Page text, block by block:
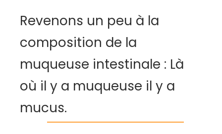
Revenons un peu à la
composition de la
muqueuse intestinale : Là
où il y a muqueuse il y a
mucus.